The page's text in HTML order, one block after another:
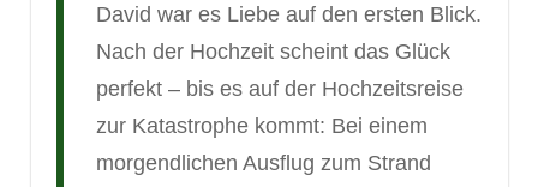
David war es Liebe auf den ersten Blick.
Nach der Hochzeit scheint das Glück
perfekt – bis es auf der Hochzeitsreise
zur Katastrophe kommt: Bei einem
morgendlichen Ausflug zum Strand